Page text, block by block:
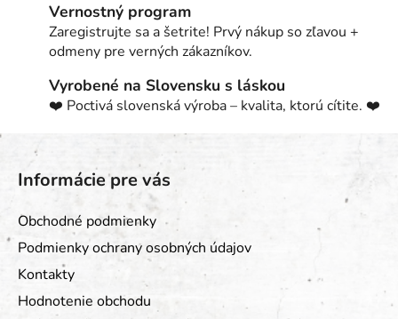
v
ý
p
i
s
Vernostný program
Zaregistrujte sa a šetrite! Prvý nákup so zľavou +
odmeny pre verných zákazníkov.
Vyrobené na Slovensku s láskou
❤️ Poctivá slovenská výroba – kvalita, ktorú cítite. ❤️
Z
Informácie pre vás
Obchodné podmienky
Podmienky ochrany osobných údajov
Kontakty
Hodnotenie obchodu